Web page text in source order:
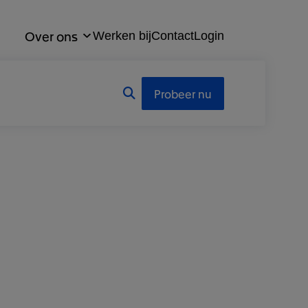
Probeer nu
Over ons Werken bijContactLogin